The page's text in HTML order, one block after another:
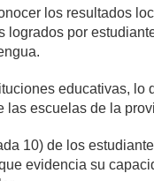
p
y
Li
n
k
ar
los resultados
por
educativas, lo
las escuelas de la
10) de los
evidencia su